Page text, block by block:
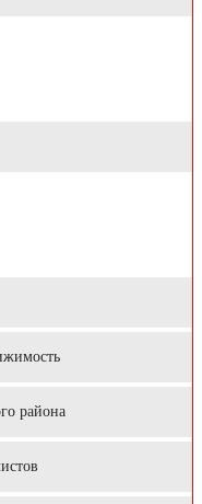
района